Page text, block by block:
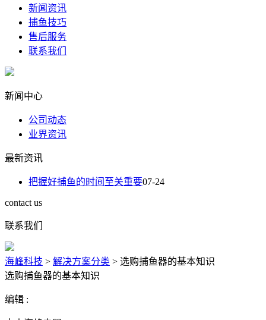
新闻资讯
捕鱼技巧
售后服务
联系我们
新闻中心
公司动态
业界资讯
最新资讯
把握好捕鱼的时间至关重要07-24
contact us
联系我们
海峰科技 > 解决方案分类 > 选购捕鱼器的基本知识
选购捕鱼器的基本知识
编辑 :